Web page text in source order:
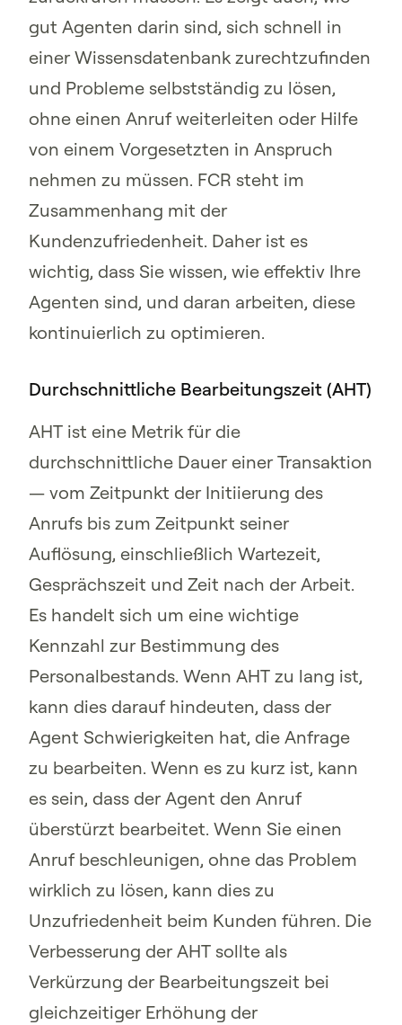
gut Agenten darin sind, sich schnell in
einer Wissensdatenbank zurechtzufinden
und Probleme selbstständig zu lösen,
ohne einen Anruf weiterleiten oder Hilfe
von einem Vorgesetzten in Anspruch
nehmen zu müssen. FCR steht im
Zusammenhang mit der
Kundenzufriedenheit. Daher ist es
wichtig, dass Sie wissen, wie effektiv Ihre
Agenten sind, und daran arbeiten, diese
kontinuierlich zu optimieren.
Durchschnittliche Bearbeitungszeit (AHT)
AHT ist eine Metrik für die
durchschnittliche Dauer einer Transaktion
— vom Zeitpunkt der Initiierung des
Anrufs bis zum Zeitpunkt seiner
Auflösung, einschließlich Wartezeit,
Gesprächszeit und Zeit nach der Arbeit.
Es handelt sich um eine wichtige
Kennzahl zur Bestimmung des
Personalbestands. Wenn AHT zu lang ist,
kann dies darauf hindeuten, dass der
Agent Schwierigkeiten hat, die Anfrage
zu bearbeiten. Wenn es zu kurz ist, kann
es sein, dass der Agent den Anruf
überstürzt bearbeitet. Wenn Sie einen
Anruf beschleunigen, ohne das Problem
wirklich zu lösen, kann dies zu
Unzufriedenheit beim Kunden führen. Die
Verbesserung der AHT sollte als
Verkürzung der Bearbeitungszeit bei
gleichzeitiger Erhöhung der